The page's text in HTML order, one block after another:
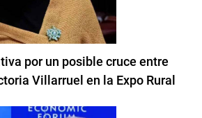
por un posible cruce entre
Villarruel en la Expo Rural